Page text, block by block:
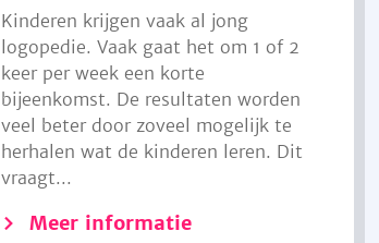
Kinderen krijgen vaak al jong
logopedie. Vaak gaat het om 1 of 2
keer per week een korte
bijeenkomst. De resultaten worden
veel beter door zoveel mogelijk te
herhalen wat de kinderen leren. Dit
vraagt...
Meer informatie